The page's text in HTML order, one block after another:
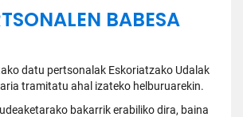
BABESA
datu pertsonalak Eskoriatzako Udalak
tramitatu ahal izateko helburuarekin.
bakarrik erabiliko dira, baina